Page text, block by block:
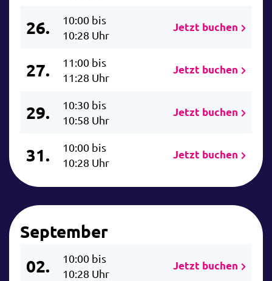
26.
10:00 bis
10:28 Uhr
Jetzt buchen
27.
11:00 bis
11:28 Uhr
Jetzt buchen
29.
10:30 bis
10:58 Uhr
Jetzt buchen
31.
10:00 bis
10:28 Uhr
Jetzt buchen
September
02.
10:00 bis
10:28 Uhr
Jetzt buchen